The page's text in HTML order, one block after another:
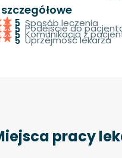
5 Sposób leczenia
5 Podejście do
5 Komunikacja z
5 Uprzejmość lekarza
pracy